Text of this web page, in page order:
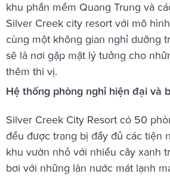
khu phần mềm Quang Trung và
Silver Creek city resort với mô
cùng một không gian nghỉ dưỡng
sẽ là nơi gặp mặt lý tưởng cho
thêm thi vị.
Hệ thống phòng nghỉ hiện đại và
Silver Creek City Resort có 50
đều được trang bị đầy đủ các tiện
khu vườn nhỏ với nhiều cây xanh
bơi với những làn nước mát lạnh